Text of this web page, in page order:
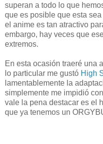
superan a todo lo que
que es posible que esta
el anime es tan atractivo
embargo, hay veces que
extremos.
En esta ocasión traeré una
lo particular me gustó High
lamentablemente la
simplemente me impidió
vale la pena destacar es el
que ya tenemos un